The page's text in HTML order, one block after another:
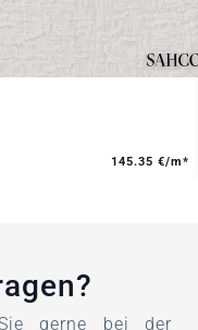
145.35 €/m*
gerne bei der